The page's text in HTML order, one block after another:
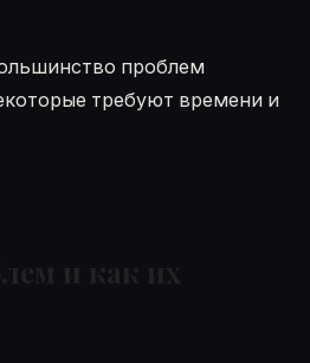
проблем
требуют времени и
и как их